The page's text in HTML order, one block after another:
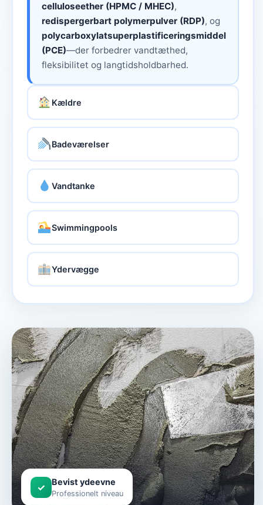
celluloseether (HPMC / MHEC),
redispergerbart polymerpulver (RDP), og
polycarboxylatsuperplastificeringsmiddel
(PCE)—der forbedrer vandtæthed,
fleksibilitet og langtidsholdbarhed.
Kældre
Badeværelser
Vandtanke
Swimmingpools
Ydervægge
✓ Bevist ydeevne
Professionelt niveau